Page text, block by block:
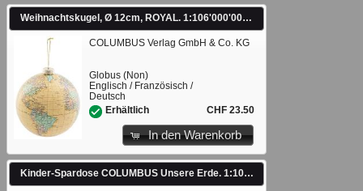
Weihnachtskugel, Ø 12cm, ROYAL. 1:106'000'000
COLUMBUS Verlag GmbH & Co. KG
Globus (Non)
Englisch / Französisch /
Deutsch
Erhältlich
CHF 23.50
In den Warenkorb
Kinder-Spardose COLUMBUS Unsere Erde. 1:106'000'000